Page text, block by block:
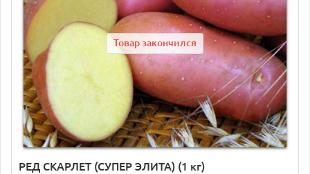
Товар закончился
РЕД СКАРЛЕТ (СУПЕР ЭЛИТА) (1 кг)